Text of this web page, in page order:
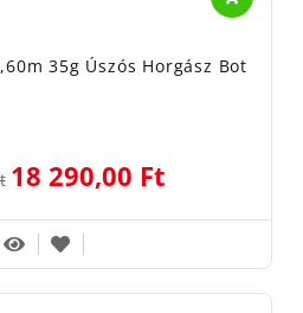
35g Úszós Horgász Bot
18 290,00 Ft